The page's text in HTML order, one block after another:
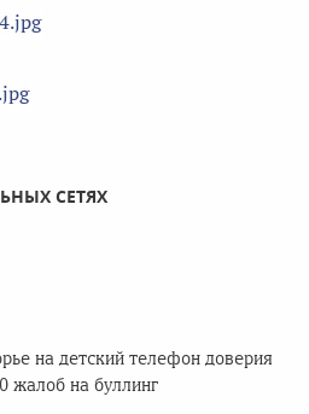
СЕТЯХ
на детский телефон доверия
жалоб на буллинг